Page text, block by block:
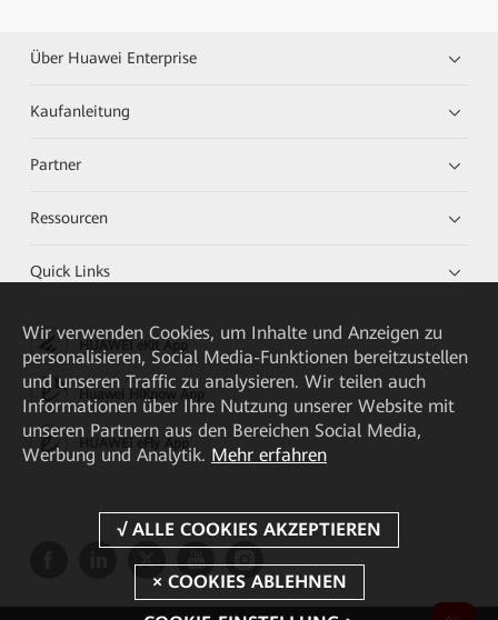
Über Huawei Enterprise
Kaufanleitung
Partner
Ressourcen
Quick Links
HUAWEI eKit App
Huawei HiKnow App
HUAWEI eFly App
Wir verwenden Cookies, um Inhalte und Anzeigen zu
personalisieren, Social Media-Funktionen bereitzustellen
und unseren Traffic zu analysieren. Wir teilen auch
Informationen über Ihre Nutzung unserer Website mit
unseren Partnern aus den Bereichen Social Media,
Werbung und Analytik. Mehr erfahren